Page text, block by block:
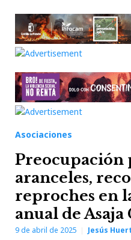
Asociaciones
Preocupación
aranceles,
reproches en
anual de Asaja
9 de abril de 2025 Jesús